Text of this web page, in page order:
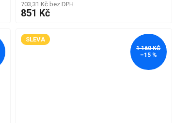
703,31 Kč bez DPH
851 Kč
SLEVA
1 160 KČ
–15 %